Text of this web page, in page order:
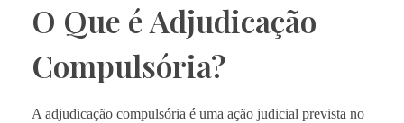
O Que é Adjudicação
Compulsória?
A adjudicação compulsória é uma ação judicial prevista no